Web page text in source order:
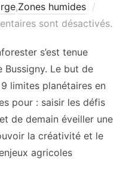
,Zones humides
le
sont désactivés.
s’est tenue
Bussigny. Le but de
limites planétaires en
pour : saisir les défis
de demain éveiller une
la créativité et le
agricoles